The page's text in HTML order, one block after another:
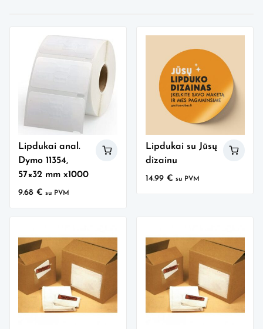
Lipdukai anal.
Dymo 11354,
57×32 mm x1000
9.68€ su PVM
Lipdukai su Jūsų
dizainu
14.99 € su PVM